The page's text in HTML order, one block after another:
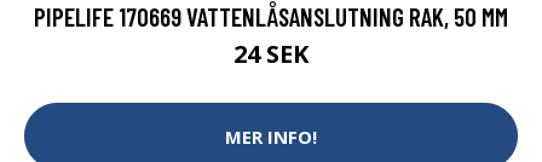
PIPELIFE 170669 VATTENLÅSANSLUTNING RAK, 50 MM
24 SEK
MER INFO!